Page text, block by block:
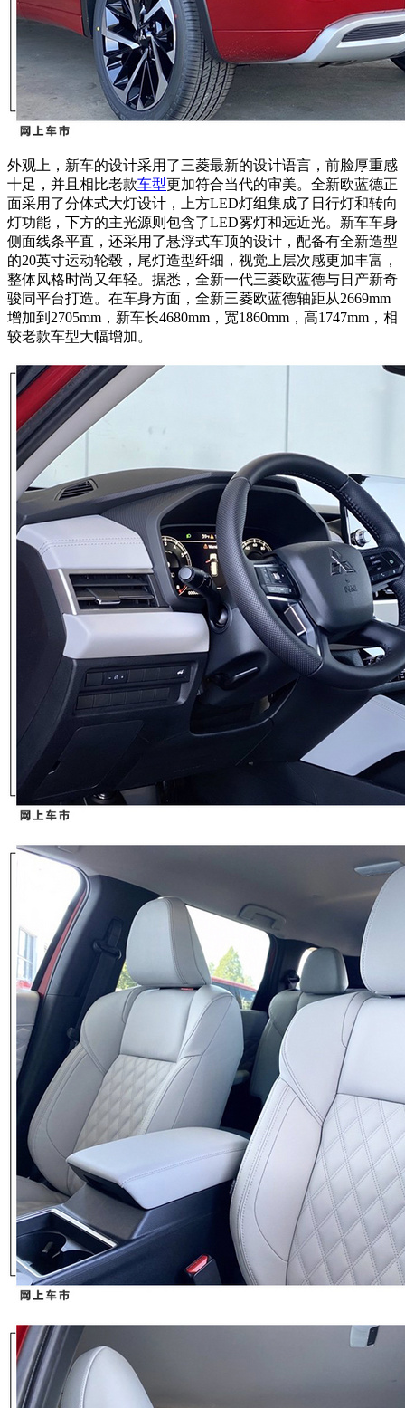
外观上，新车的设计采用了三菱最新的设计语言，前脸厚重感
十足，并且相比老款车型更加符合当代的审美。全新欧蓝德正
面采用了分体式大灯设计，上方LED灯组集成了日行灯和转向
灯功能，下方的主光源则包含了LED雾灯和远近光。新车车身
侧面线条平直，还采用了悬浮式车顶的设计，配备有全新造型
的20英寸运动轮毂，尾灯造型纤细，视觉上层次感更加丰富，
整体风格时尚又年轻。据悉，全新一代三菱欧蓝德与日产新奇
骏同平台打造。在车身方面，全新三菱欧蓝德轴距从2669mm
增加到2705mm，新车长4680mm，宽1860mm，高1747mm，相
较老款车型大幅增加。